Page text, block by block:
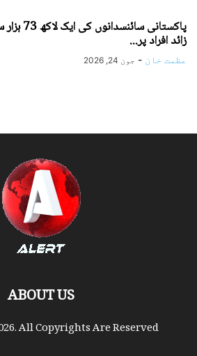
پاکستانی سائنسدانوں کی
زائد افراد پر...
عظمت خان - جون 24, 2026
ABOUT US
All Copyrights Are Reserved